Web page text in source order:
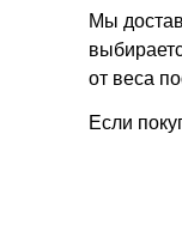
Мы
от веса
Если